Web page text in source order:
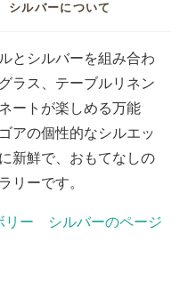
ルバーについて
とシルバーを組み合わ
ラス、テーブルリネン
ートが楽しめる万能
アの個性的なシルエッ
新鮮で、おもてなしの
リーです。
リー シルバーのページ